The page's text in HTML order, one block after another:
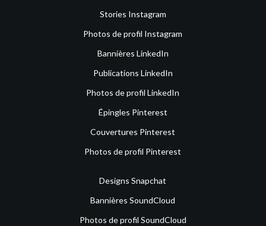
Stories Instagram
Photos de profil Instagram
Bannières LinkedIn
Publications LinkedIn
Photos de profil LinkedIn
Épingles Pinterest
Couvertures Pinterest
Photos de profil Pinterest
Designs Snapchat
Bannières SoundCloud
Photos de profil SoundCloud